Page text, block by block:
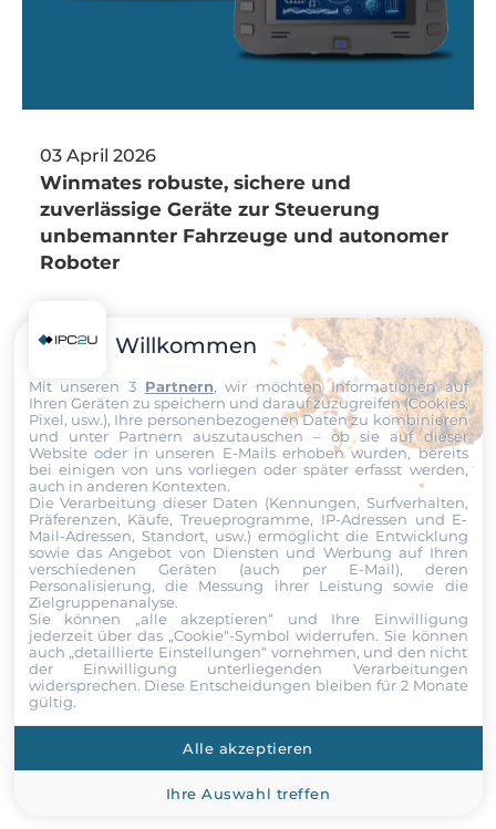
03 April 2026
Winmates robuste, sichere und
zuverlässige Geräte zur Steuerung
unbemannter Fahrzeuge und autonomer
Roboter
25 März 2026
industrielles Netzwerk-Portfolio mit
Hochleistungs-Konnektivitätslösungen
Willkommen
Mit unseren 3 Partnern, wir möchten Informationen auf
Ihren Geräten zu speichern und darauf zuzugreifen (Cookies,
Pixel, usw.), Ihre personenbezogenen Daten zu kombinieren
und unter Partnern auszutauschen – ob sie auf dieser
Website oder in unseren E-Mails erhoben wurden, bereits
bei einigen von uns vorliegen oder später erfasst werden,
auch in anderen Kontexten.
Die Verarbeitung dieser Daten (Kennungen, Surfverhalten,
Präferenzen, Käufe, Treueprogramme, IP-Adressen und E-
Mail-Adressen, Standort, usw.) ermöglicht die Entwicklung
sowie das Angebot von Diensten und Werbung auf Ihren
verschiedenen Geräten (auch per E-Mail), deren
Personalisierung, die Messung ihrer Leistung sowie die
Zielgruppenanalyse.
Sie können „alle akzeptieren“ und Ihre Einwilligung
jederzeit über das „Cookie“-Symbol widerrufen. Sie können
auch „detaillierte Einstellungen“ vornehmen, und den nicht
der Einwilligung unterliegenden Verarbeitungen
widersprechen. Diese Entscheidungen bleiben für 2 Monate
gültig.
Ihre Auswahl treffen
Alle akzeptieren